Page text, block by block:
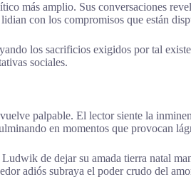
más amplio. Sus conversaciones
con los compromisos que están
los sacrificios exigidos por tal
sociales.
palpable. El lector siente la
en momentos que provocan
de dejar su amada tierra natal
adiós subraya el poder crudo del